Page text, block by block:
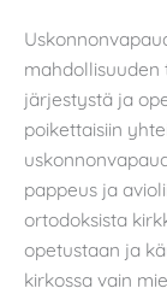
järjestystä ja
poikettaisiin
pappeus ja
ortodoksista
opetustaan ja
kirkossa vain